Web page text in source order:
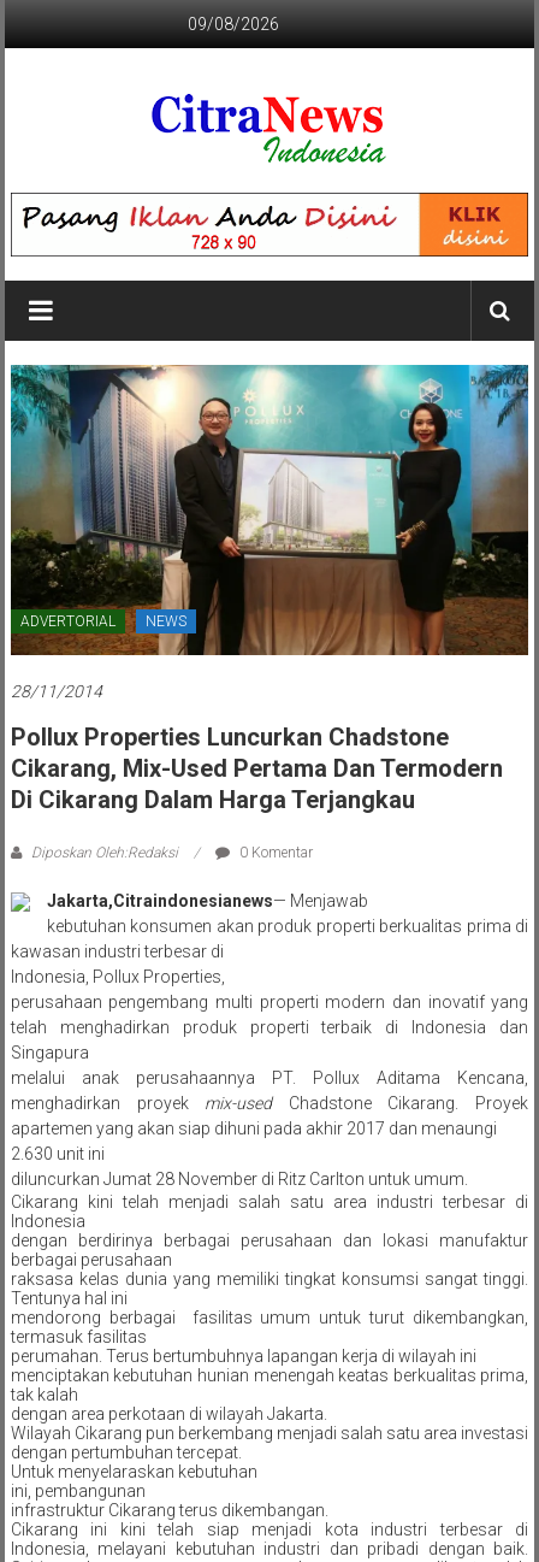
09/08/2026
CITRANEWS
INDONESIA
BERANI
DAN
KRISTIS
ADVERTORIAL NEWS
28/11/2014
Pollux Properties Luncurkan Chadstone
Cikarang, Mix-Used Pertama Dan Termodern
Di Cikarang Dalam Harga Terjangkau
Diposkan Oleh:Redaksi 0 Komentar
Jakarta,Citraindonesianews— Menjawab
kebutuhan konsumen akan produk properti berkualitas prima di
kawasan industri terbesar di
Indonesia, Pollux Properties,
perusahaan pengembang multi properti modern dan inovatif yang
telah menghadirkan produk properti terbaik di Indonesia dan
Singapura
melalui anak perusahaannya PT. Pollux Aditama Kencana,
menghadirkan proyek mix-used Chadstone Cikarang. Proyek
apartemen yang akan siap dihuni pada akhir 2017 dan menaungi
2.630 unit ini
diluncurkan Jumat 28 November di Ritz Carlton untuk umum.
Cikarang kini telah menjadi salah satu area industri terbesar di
Indonesia
dengan berdirinya berbagai perusahaan dan lokasi manufaktur
berbagai perusahaan
raksasa kelas dunia yang memiliki tingkat konsumsi sangat tinggi.
Tentunya hal ini
mendorong berbagai fasilitas umum untuk turut dikembangkan,
termasuk fasilitas
perumahan. Terus bertumbuhnya lapangan kerja di wilayah ini
menciptakan kebutuhan hunian menengah keatas berkualitas prima,
tak kalah
dengan area perkotaan di wilayah Jakarta.
Wilayah Cikarang pun berkembang menjadi salah satu area investasi
dengan pertumbuhan tercepat.
Untuk menyelaraskan kebutuhan
ini, pembangunan
infrastruktur Cikarang terus dikembangan.
Cikarang ini kini telah siap menjadi kota industri terbesar di
Indonesia, melayani kebutuhan industri dan pribadi dengan baik.